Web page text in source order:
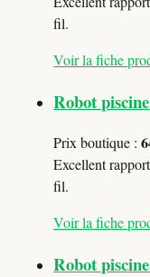
fil.
Voir la fiche
Robot
Prix boutique :
Excellent
fil.
Voir la fiche
Robot